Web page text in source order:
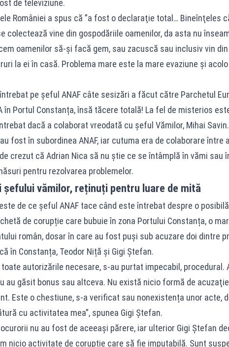
de televiziune.
României a spus că ”a fost o declaraţie total… Bineînţeles
colectează vine din gospodăriile oamenilor, da asta nu
oamenilor să-şi facă gem, sau zacuscă sau inclusiv vin
la ei în casă. Problema mare este la mare evaziune şi
pe șeful ANAF câte sesizări a făcut către Parchetul
în Portul Constanța, însă tăcere totală! La fel de misterios
dacă a colaborat vreodată cu șeful Vămilor, Mihai
fost în subordinea ANAF, iar cutuma era de colaborare între
crezut că Adrian Nica să nu știe ce se întâmplă în vămi sau
pentru rezolvarea problemelor.
șefului vămilor, reținuți pentru luare de mită
de ce șeful ANAF tace când este întrebat despre o
de corupție care bubuie în zona Portului Constanța, o
român, dosar în care au fost puși sub acuzare doi dintre
în Constanța, Teodor Niță și Gigi Ștefan.
toate autorizările necesare, s-au purtat impecabil, procedural.
au găsit bonus sau altceva. Nu există nicio formă de
Este o chestiune, s-a verificat sau nonexistența unor acte,
cu activitatea mea”, spunea Gigi Ștefan.
nu au fost de aceeași părere, iar ulterior Gigi Ștefan
nicio activitate de corupție care să fie imputabilă. Sunt